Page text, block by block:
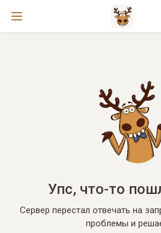
Упс, что-то
Сервер перестал отвечать на
проблемы и